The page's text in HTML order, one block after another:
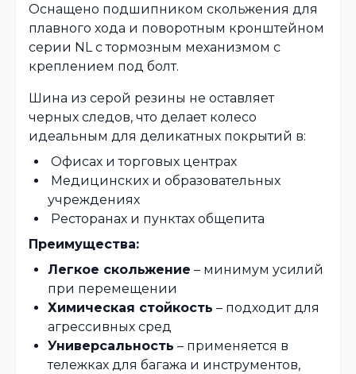
Оснащено подшипником скольжения для
плавного хода и поворотным кронштейном
серии NL с тормозным механизмом с
креплением под болт.
Шина из серой резины не оставляет
черных следов, что делает колесо
идеальным для деликатных покрытий в:
Офисах и торговых центрах
Медицинских и образовательных
учреждениях
Ресторанах и пунктах общепита
Преимущества:
Легкое скольжение – минимум усилий
при перемещении
Химическая стойкость – подходит для
агрессивных сред
Универсальность – применяется в
тележках для багажа и инструментов,